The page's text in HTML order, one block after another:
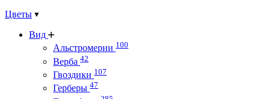
Цветы
Вид
Альстромерии 100
Верба 42
Гвоздики 107
Герберы 47